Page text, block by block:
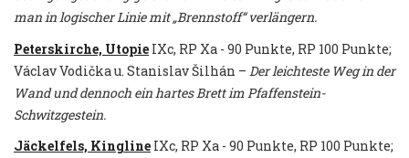
man in logischer Linie mit „Brennstoff“ verlängern.
Peterskirche, Utopie IXc, RP Xa - 90 Punkte, RP 100 Punkte;
Václav Vodička u. Stanislav Šilhán – Der leichteste Weg in der
Wand und dennoch ein hartes Brett im Pfaffenstein-
Schwitzgestein.
Jäckelfels, Kingline IXc, RP Xa - 90 Punkte, RP 100 Punkte;